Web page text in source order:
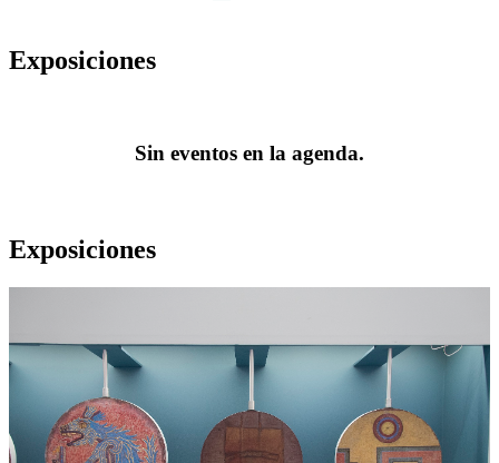
Exposiciones
Sin eventos en la agenda.
Exposiciones